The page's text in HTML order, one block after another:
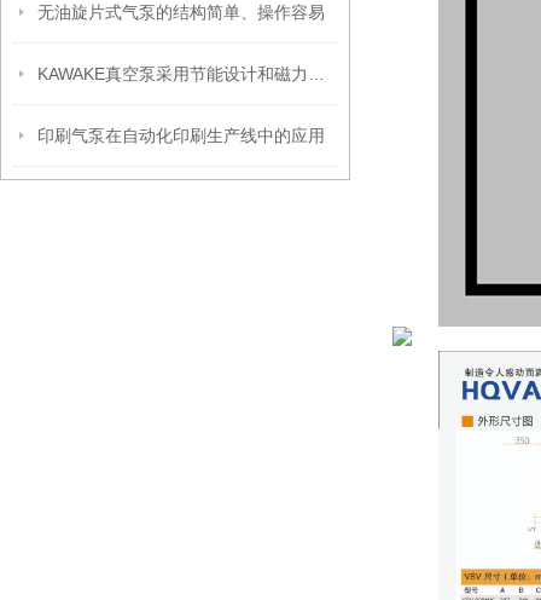
无油旋片式气泵的结构简单、操作容易
印刷气泵在自动化印刷生产线中的应用